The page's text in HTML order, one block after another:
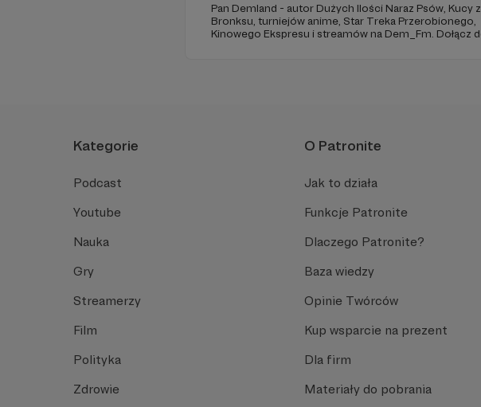
Pan Demland - autor Dużych Ilości Naraz Psów, Kucy z
Bronksu, turniejów anime, Star Treka Przerobionego,
Kinowego Ekspresu i streamów na Dem_Fm. Dołącz do
Kategorie
Podcast
Youtube
Nauka
Gry
Streamerzy
Film
Polityka
Zdrowie
O Patronite
Jak to działa
Funkcje Patronite
Dlaczego Patronite?
Baza wiedzy
Opinie Twórców
Kup wsparcie na prezent
Dla firm
Materiały do pobrania